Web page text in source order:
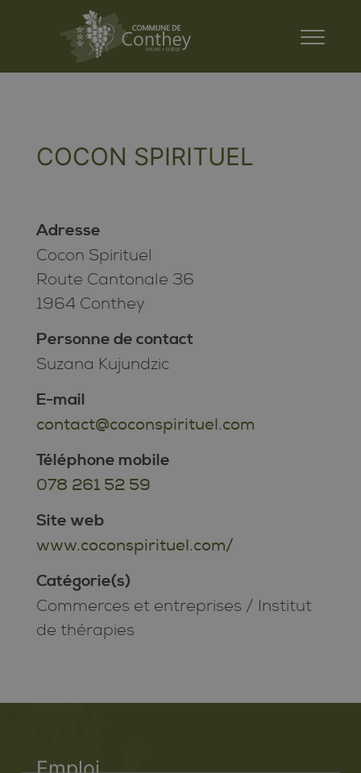
COCON SPIRITUEL
Adresse
Cocon Spirituel
Route Cantonale 36
1964 Conthey
Personne de contact
Suzana Kujundzic
E-mail
contact@coconspirituel.com
Téléphone mobile
078 261 52 59
Site web
www.coconspirituel.com/
Catégorie(s)
Commerces et entreprises / Institut
de thérapies
Emploi